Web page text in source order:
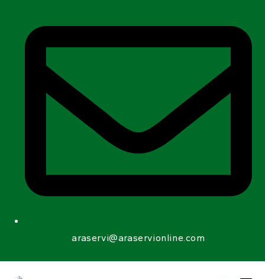
araservi@araservionline.com